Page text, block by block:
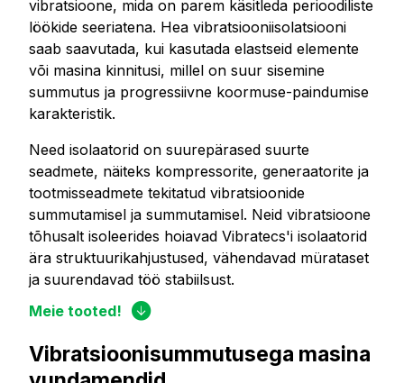
vibratsioone, mida on parem käsitleda perioodiliste
löökide seeriatena. Hea vibratsiooniisolatsiooni
saab saavutada, kui kasutada elastseid elemente
või masina kinnitusi, millel on suur sisemine
summutus ja progressiivne koormuse-paindumise
karakteristik.
Need isolaatorid on suurepärased suurte
seadmete, näiteks kompressorite, generaatorite ja
tootmisseadmete tekitatud vibratsioonide
summutamisel ja summutamisel. Neid vibratsioone
tõhusalt isoleerides hoiavad Vibratecs'i isolaatorid
ära struktuurikahjustused, vähendavad mürataset
ja suurendavad töö stabiilsust.
Meie tooted!
Vibratsioonisummutusega masina